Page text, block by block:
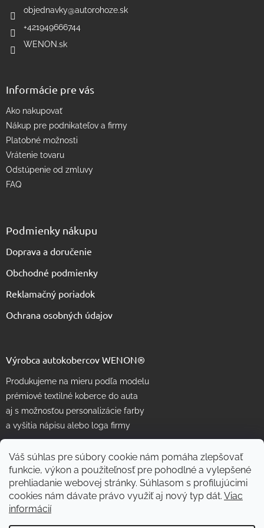
Váš súhlas pre súbory cookie nám pomáha zlepšovať
funkcie, výkon a použiteľnosť pre pohodlné a vylepšené
prehliadanie webovej stránky. Súhlasom s profilujúcimi
cookies nám dávate právo využiť aj nový typ dát. Viac
informácií
objednavky@autorohoze.sk
+421949666744
WENON.sk
Informácie pre vás
Ako nakupovať
Nákup pre podnikateľov a firmy
Platobné možnosti
Vrátenie tovaru
Odstúpenie od zmluvy
FAQ
Podmienky nákupu
Doprava a doručenie
Obchodné podmienky
Reklamačný poriadok
Ochrana osobných údajov
Výrobca autokobercov WENON®
Produkujeme na mieru podľa modelu
prémiové textilné koberce do auta
aj s možnosťou personalizácie farby
a vyšitia nápisu alebo loga firmy